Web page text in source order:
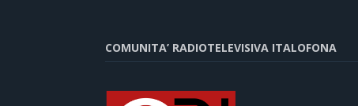
COMUNITA’ RADIOTELEVISIVA ITALOFONA